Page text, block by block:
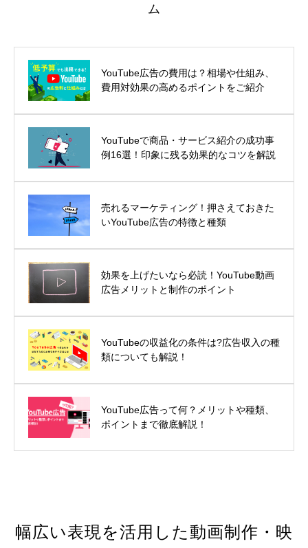
ム
YouTube広告の費用は？相場や仕組み、
費用対効果の高めるポイントをご紹介
YouTubeで商品・サービス紹介の成功事
例16選！印象に残る効果的なコツを解説
売れるマーケティング！押さえておきた
いYouTube広告の特徴と種類
効果を上げたいなら必読！YouTube動画
広告メリットと制作のポイント
YouTubeの収益化の条件は?広告収入の種
類についても解説！
YouTube広告って何？メリットや種類、
ポイントまで徹底解説！
幅広い表現を活用した動画制作・映